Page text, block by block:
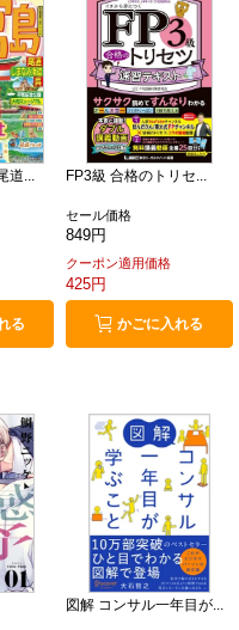
道...
る
FP3級 合格のトリセ...
セール価格
849円
クーポン適用価格
425円
かごに入れる
図解 コンサル一年目が...